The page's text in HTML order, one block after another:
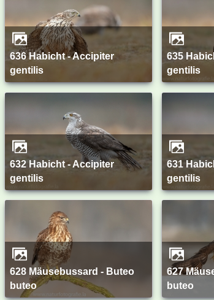
636 Habicht - Accipiter
gentilis
635 Habicht - Accipiter
gentilis
632 Habicht - Accipiter
gentilis
631 Habicht - Accipiter
gentilis
628 Mäusebussard - Buteo
buteo
627 Mäusebussard - Buteo
buteo